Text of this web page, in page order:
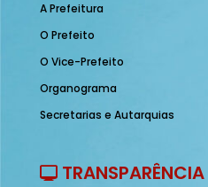
A Prefeitura
O Prefeito
O Vice-Prefeito
Organograma
Secretarias e Autarquias
TRANSPARÊNCIA